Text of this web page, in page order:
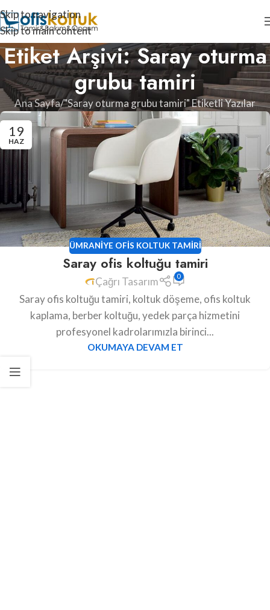
Skip to navigation
Skip to main content
Etiket Arşivi: Saray oturma
grubu tamiri
Ana Sayfa "Saray oturma grubu tamiri" Etiketli Yazılar
19
HAZ
ÜMRANIYE OFIS KOLTUK TAMIRI
Saray ofis koltuğu tamiri
Çağrı Tasarım 0
Saray ofis koltuğu tamiri, koltuk döşeme, ofis koltuk
kaplama, berber koltuğu, yedek parça hizmetini
profesyonel kadrolarımızla birinci...
OKUMAYA DEVAM ET